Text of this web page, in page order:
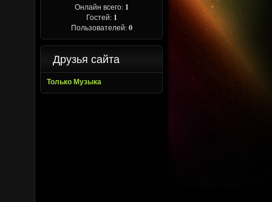
Онлайн всего: 1
Гостей: 1
Пользователей:0
Друзья сайта
Только Музыка